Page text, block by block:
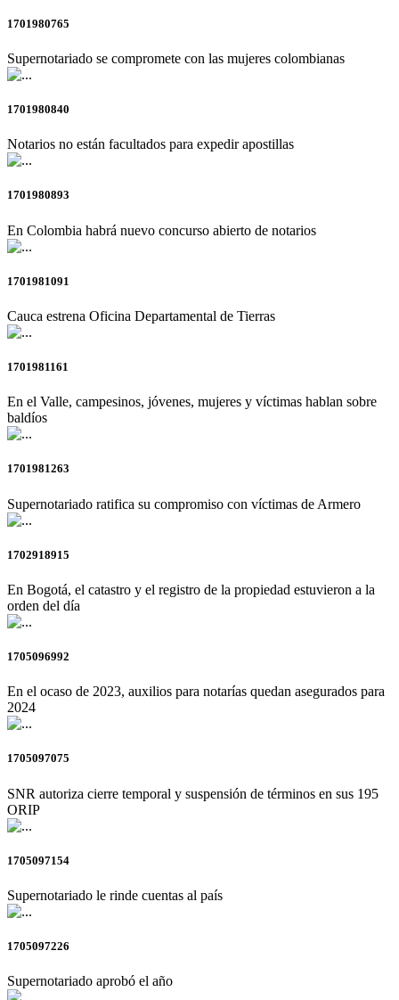
1701980765
Supernotariado se compromete con las mujeres colombianas
1701980840
Notarios no están facultados para expedir apostillas
1701980893
En Colombia habrá nuevo concurso abierto de notarios
1701981091
Cauca estrena Oficina Departamental de Tierras
1701981161
En el Valle, campesinos, jóvenes, mujeres y víctimas hablan sobre
baldíos
1701981263
Supernotariado ratifica su compromiso con víctimas de Armero
1702918915
En Bogotá, el catastro y el registro de la propiedad estuvieron a la
orden del día
1705096992
En el ocaso de 2023, auxilios para notarías quedan asegurados para
2024
1705097075
SNR autoriza cierre temporal y suspensión de términos en sus 195
ORIP
1705097154
Supernotariado le rinde cuentas al país
1705097226
Supernotariado aprobó el año